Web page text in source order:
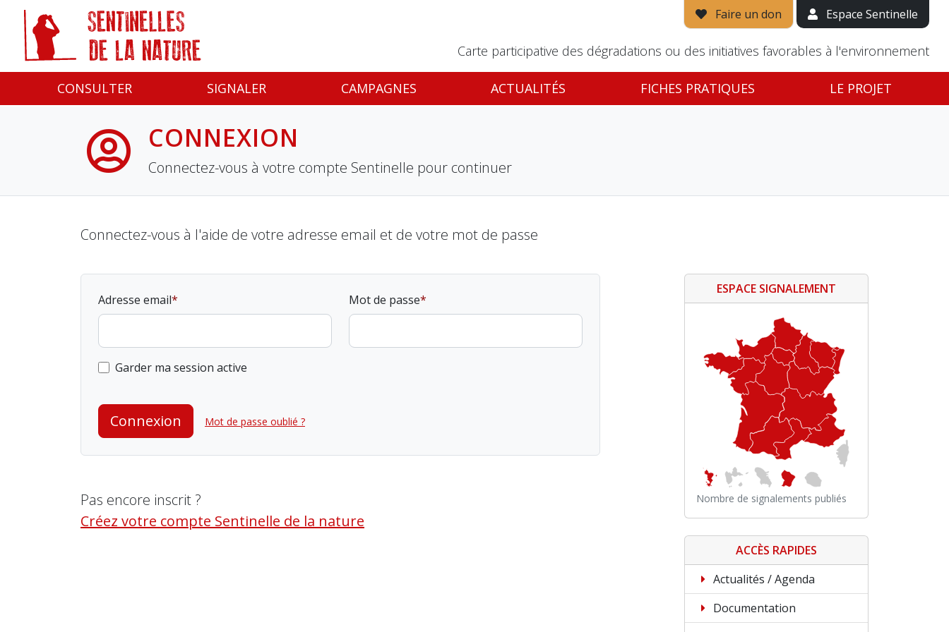
Faire un don Espace Sentinelle
Carte participative des dégradations ou des initiatives favorables à l'environnement
CONSULTER SIGNALER CAMPAGNES ACTUALITÉS FICHES PRATIQUES LE PROJET
CONNEXION
Connectez-vous à votre compte Sentinelle pour continuer
Connectez-vous à l'aide de votre adresse email et de votre mot de passe
Adresse email Mot de passe
Garder ma session active
Connexion Mot de passe oublié ?
Pas encore inscrit ?
Créez votre compte Sentinelle de la nature
ESPACE SIGNALEMENT
Nombre de signalements publiés
ACCÈS RAPIDES
Actualités / Agenda
Documentation
Panneau de gestion des cookies